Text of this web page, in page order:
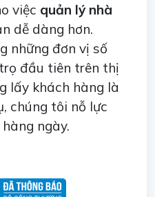
việc quản lý nhà
dễ dàng hơn.
những đơn vị số
đầu tiên trên thị
lấy khách hàng là
chúng tôi nỗ lực
ngày.